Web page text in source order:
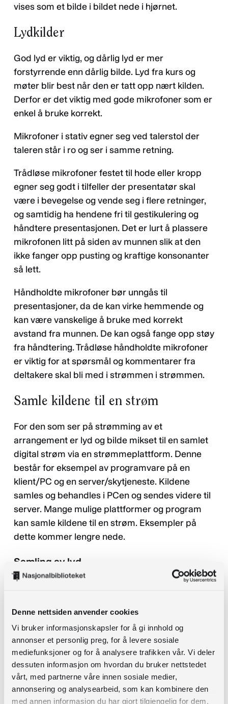
Denne nettsiden anvender cookies
Vi bruker informasjonskapsler for å gi innhold og
annonser et personlig preg, for å levere sosiale
mediefunksjoner og for å analysere trafikken vår. Vi deler
dessuten informasjon om hvordan du bruker nettstedet
vårt, med partnerne våre innen sosiale medier,
annonsering og analysearbeid, som kan kombinere den
med annen informasjon du har gjort tilgjengelig for dem,
vises som et bilde i bildet nede i hjørnet.
Lydkilder
God lyd er viktig, og dårlig lyd er mer
forstyrrende enn dårlig bilde. Lyd fra kurs og
møter blir best når den er tatt opp nært kilden.
Derfor er det viktig med gode mikrofoner som er
enkel å bruke korrekt.
Mikrofoner i stativ egner seg ved talerstol der
taleren står i ro og ser i samme retning.
Trådløse mikrofoner festet til hode eller kropp
egner seg godt i tilfeller der presentatør skal
være i bevegelse og vende seg i flere retninger,
og samtidig ha hendene fri til gestikulering og
håndtere presentasjonen. Det er lurt å plassere
mikrofonen litt på siden av munnen slik at den
ikke fanger opp pusting og kraftige konsonanter
så lett.
Håndholdte mikrofoner bør unngås til
presentasjoner, da de kan virke hemmende og
kan være vanskelige å bruke med korrekt
avstand fra munnen. De kan også fange opp støy
fra håndtering. Trådløse håndholdte mikrofoner
er viktig for at spørsmål og kommentarer fra
deltakere skal bli med i strømmen i strømmen.
Samle kildene til en strøm
For den som ser på strømming av et
arrangement er lyd og bilde mikset til en samlet
digital strøm via en strømmeplattform. Denne
består for eksempel av programvare på en
klient/PC og en server/skytjeneste. Kildene
samles og behandles i PCen og sendes videre til
server. Mange mulige plattformer og program
kan samle kildene til en strøm. Eksempler på
dette kommer lengre nede.
Samling av lyd
Vi trenger en lydenhet med flere innganger, og
Et eksternt lydkort med to innganger eller en
enkel lydmikser med digital utgang dekker de
fleste behov. Det er en stor fordel å velge et
«driverløst» lydkort. To eksempler på rimelige
driverløse eksterne lydkort er PreSonus
AudioBox iTwo og Focusrite Scarlett 2i2 (3 gen).
Begge har to innganger (XLR) for lyd slik at man